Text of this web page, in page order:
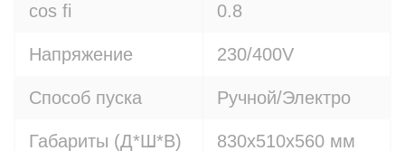
cos fi 0.8
Напряжение 230/400V
Способ пуска Ручной/Электро
Габариты (Д*Ш*В) 830х510х560 мм